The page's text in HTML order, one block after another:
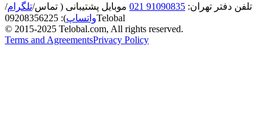
تلفن دفتر تهران: 91090835 021 موبایل پشتیبانی ( تماس/تلگرام/
واتساپ):
09208356225
Telobal
© 2015-2025 Telobal.com, All rights reserved.
Terms and AgreementsPrivacy Policy